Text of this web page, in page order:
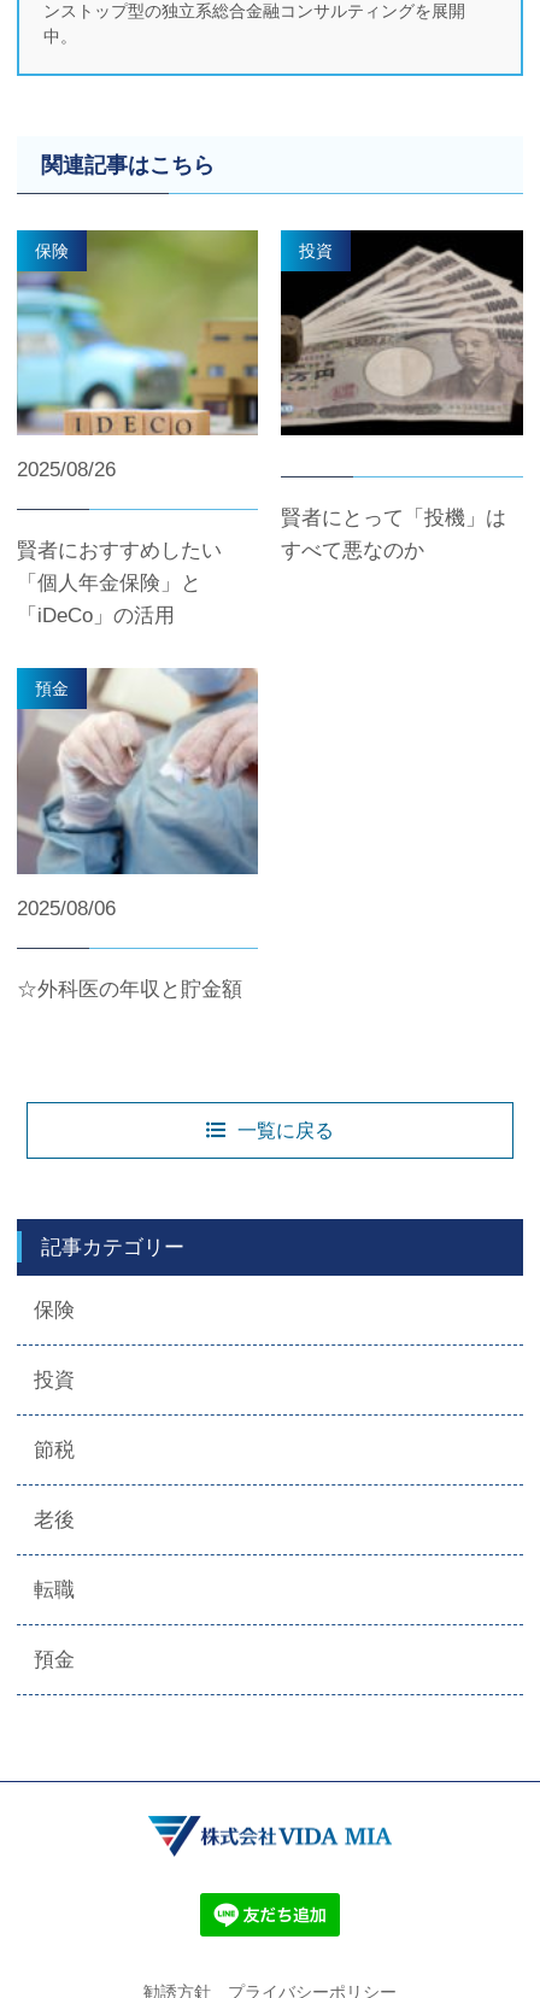
ンストップ型の独立系総合金融コンサルティングを展開
中。
関連記事はこちら
保険
2025/08/26
賢者におすすめしたい
「個人年金保険」と
「iDeCo」の活用
投資
賢者にとって「投機」は
すべて悪なのか
預金
2025/08/06
☆外科医の年収と貯金額
一覧に戻る
記事カテゴリー
保険
投資
節税
老後
転職
預金
勧誘方針 プライバシーポリシー